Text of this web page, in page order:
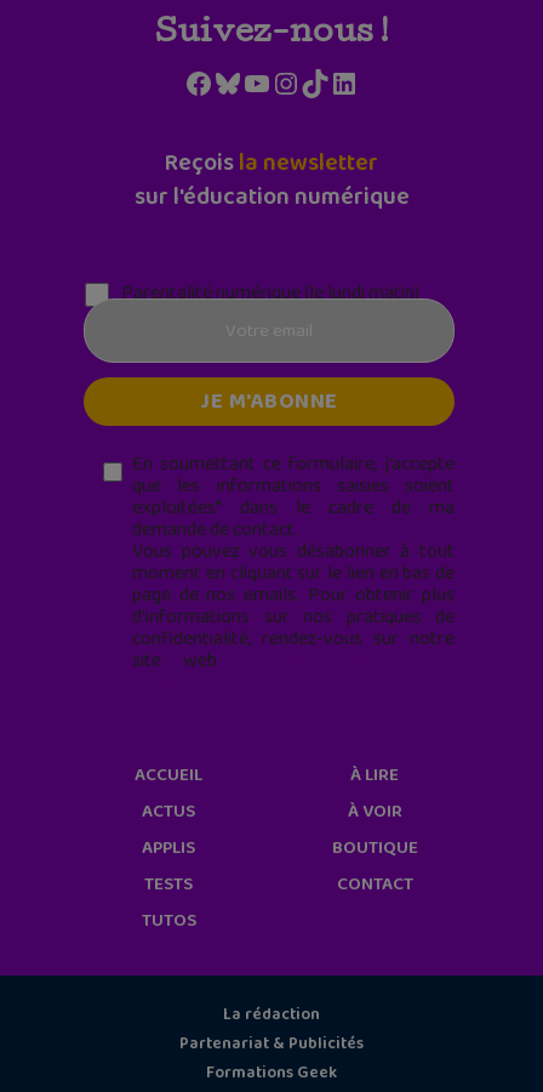
Suivez-nous !
Facebook
Bluesky
YouTube
Instagram
TikTokLinkedIn
Reçoisla newsletter
sur l'éducation numérique
Parentalité numérique (le lundi matin)
En soumettant ce formulaire, j’accepte
que les informations saisies soient
exploitées* dans le cadre de ma
demande de contact.
Vous pouvez vous désabonner à tout
moment en cliquant sur le lien en bas de
page de nos emails. Pour obtenir plus
d'informations sur nos pratiques de
confidentialité, rendez-vous sur notre
site web
ACCUEIL
ACTUS
APPLIS
TESTS
TUTOS
À LIRE
À VOIR
BOUTIQUE
CONTACT
La rédaction
Partenariat & Publicités
Formations Geek